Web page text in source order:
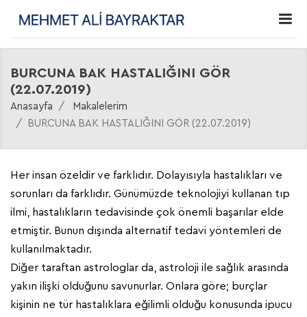
BURCUNA BAK HASTALIĞINI GÖR
(22.07.2019)
Anasayfa
Makalelerim
BURCUNA BAK HASTALIĞINI GÖR (22.07.2019)
Her insan özeldir ve farklıdır. Dolayısıyla hastalıkları ve
sorunları da farklıdır. Günümüzde teknolojiyi kullanan tıp
ilmi, hastalıkların tedavisinde çok önemli başarılar elde
etmiştir. Bunun dışında alternatif tedavi yöntemleri de
kullanılmaktadır.
Diğer taraftan astrologlar da, astroloji ile sağlık arasında
yakın ilişki olduğunu savunurlar. Onlara göre; burçlar
kişinin ne tür hastalıklara eğilimli olduğu konusunda ipucu